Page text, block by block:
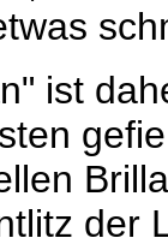
ist
der